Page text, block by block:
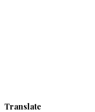
Translate